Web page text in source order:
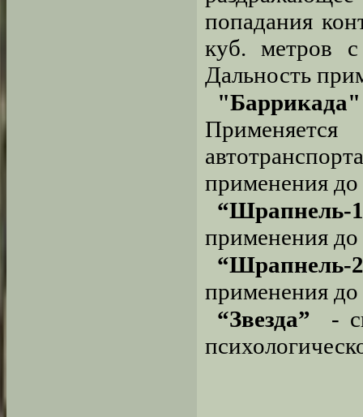
попадания
куб. метров с
Дальность
"Баррикада"
применения
“Шрапнель-
применения
“Шрапнель-
применения
“Звезда” -